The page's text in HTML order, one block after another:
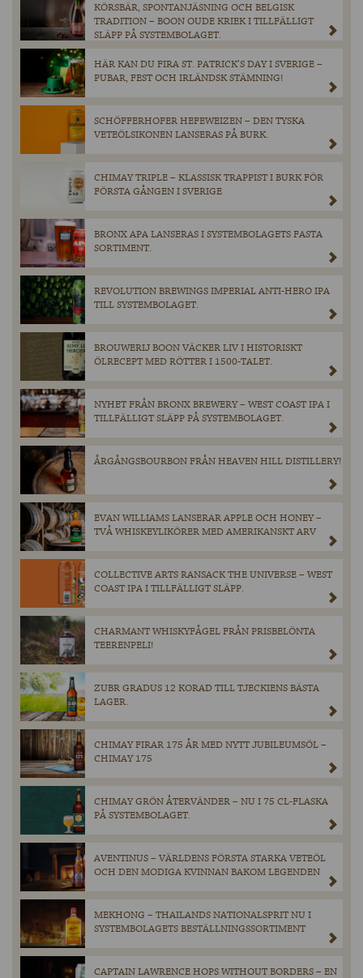
KÖRSBÄR, SPONTANJÄSNING OCH BELGISK
TRADITION – BOON OUDE KRIEK I TILLFÄLLIGT
SLÄPP PÅ SYSTEMBOLAGET.
HÄR KAN DU FIRA ST. PATRICK’S DAY I SVERIGE –
PUBAR, FEST OCH IRLÄNDSK STÄMNING!
SCHÖFFERHOFER HEFEWEIZEN – DEN TYSKA
VETEÖLSIKONEN LANSERAS PÅ BURK.
CHIMAY TRIPLE – KLASSISK TRAPPIST I BURK FÖR
FÖRSTA GÅNGEN I SVERIGE
BRONX APA LANSERAS I SYSTEMBOLAGETS FASTA
SORTIMENT.
REVOLUTION BREWINGS IMPERIAL ANTI-HERO IPA
TILL SYSTEMBOLAGET.
BROUWERIJ BOON VÄCKER LIV I HISTORISKT
ÖLRECEPT MED RÖTTER I 1500-TALET.
NYHET FRÅN BRONX BREWERY – WEST COAST IPA I
TILLFÄLLIGT SLÄPP PÅ SYSTEMBOLAGET.
ÅRGÅNGSBOURBON FRÅN HEAVEN HILL DISTILLERY!
EVAN WILLIAMS LANSERAR APPLE OCH HONEY –
TVÅ WHISKEYLIKÖRER MED AMERIKANSKT ARV
COLLECTIVE ARTS RANSACK THE UNIVERSE – WEST
COAST IPA I TILLFÄLLIGT SLÄPP.
CHARMANT WHISKYFÅGEL FRÅN PRISBELÖNTA
TEERENPELI!
ZUBR GRADUS 12 KORAD TILL TJECKIENS BÄSTA
LAGER.
CHIMAY FIRAR 175 ÅR MED NYTT JUBILEUMSÖL –
CHIMAY 175
CHIMAY GRÖN ÅTERVÄNDER – NU I 75 CL-FLASKA
PÅ SYSTEMBOLAGET.
AVENTINUS – VÄRLDENS FÖRSTA STARKA VETEÖL
OCH DEN MODIGA KVINNAN BAKOM LEGENDEN
MEKHONG – THAILANDS NATIONALSPRIT NU I
SYSTEMBOLAGETS BESTÄLLNINGSSORTIMENT
CAPTAIN LAWRENCE HOPS WITHOUT BORDERS – EN